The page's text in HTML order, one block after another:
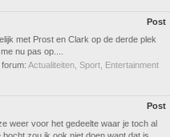
Post
met Prost en Clark op de derde plek
nu pas op....
forum: Actualiteiten, Sport, Entertainment
Post
weer voor het gedeelte waar je toch al